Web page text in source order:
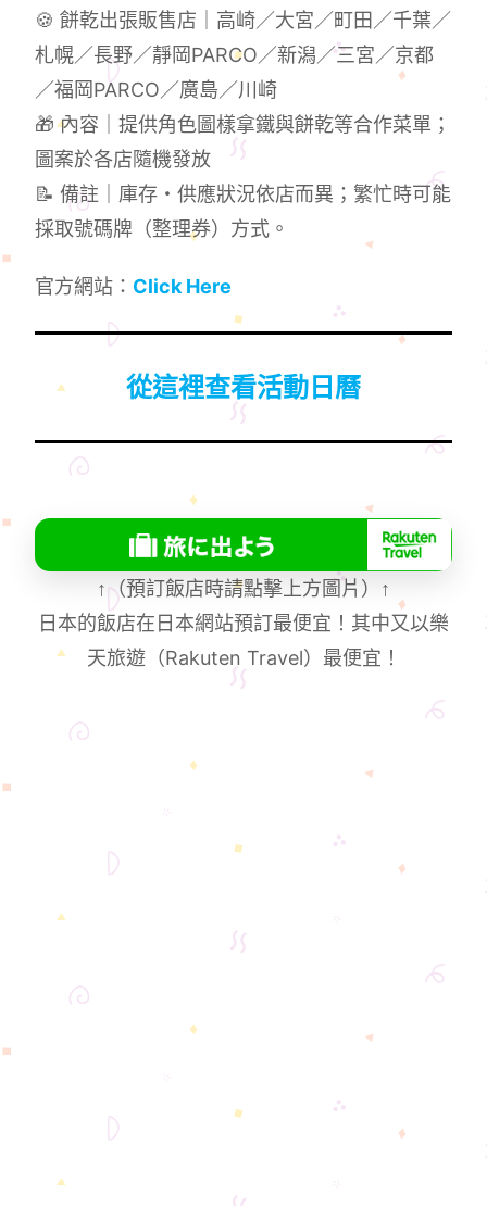
🍪 餅乾出張販售店｜高崎／大宮／町田／千葉／
札幌／長野／靜岡PARCO／新潟／三宮／京都
／福岡PARCO／廣島／川崎
🎁 內容｜提供角色圖樣拿鐵與餅乾等合作菜單；
圖案於各店隨機發放
📝 備註｜庫存・供應狀況依店而異；繁忙時可能
採取號碼牌（整理券）方式。
官方網站： Click Here
從這裡查看活動日曆
↑ （預訂飯店時請點擊上方圖片） ↑
日本的飯店在日本網站預訂最便宜！其中又以樂
天旅遊（Rakuten Travel）最便宜！